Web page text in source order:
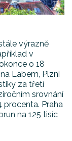
výrazně
v
o 18
Labem, Plzni
za třetí
srovnání
Praha
na 125 tisíc